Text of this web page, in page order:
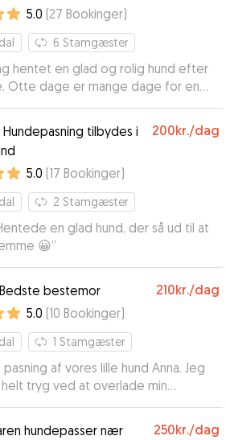
5.0 (27 Bookinger)
6 Stamgæster
hentet en glad og rolig hund efter
Otte dage er mange dage for en
stadig er hvalp. Men hun har haft
med mange gåture, leg med
og er blevet passet rigtig godt på.
igen hos Lars. Tusinde tak til Lars og
Hundepasning tilbydes i
200kr./dag
5.0 (17 Bookinger)
2 Stamgæster
en glad hund, der så ud til at
😀”
Bedste bestemor 210kr./dag
5.0 (10 Bookinger)
1 Stamgæster
af vores lille hund Anna. Jeg
tryg ved at overlade min
Lisbeth♥️ det bliver ikke sidste gang
, Lisbeth!
hundepasser nær
250kr./dag